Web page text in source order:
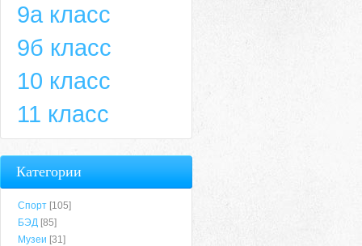
9а класс
9б класс
10 класс
11 класс
Категории
Спорт [105]
БЭД [85]
Музеи [31]